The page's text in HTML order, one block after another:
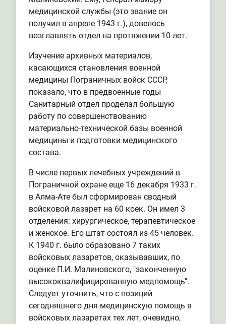
медицинской службы (это звание он
получил в апреле 1943 г.), довелось
возглавлять отдел на протяжении 10 лет.
Изучение архивных материалов,
касающихся становления военной
медицины Пограничных войск СССР,
показало, что в предвоенные годы
Санитарный отдел проделал большую
работу по совершенствованию
материально-технической базы военной
медицины и подготовки медицинского
состава.
В числе первых лечебных учреждений в
Пограничной охране еще 16 декабря 1933 г.
в Алма-Ате был сформирован сводный
войсковой лазарет на 60 коек. Он имел 3
отделения: хирургическое, терапевтическое
и женское. Его штат состоял из 45 человек.
К 1940 г. было образовано 7 таких
войсковых лазаретов, оказывавших, по
оценке П.И. Малиновского, "законченную
высококвалифицированную медпомощь".
Следует уточнить, что с позиций
сегодняшнего дня медицинскую помощь в
войсковых лазаретах тех лет, очевидно,